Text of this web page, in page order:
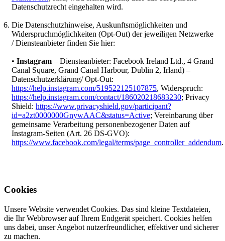
Datenschutzrecht eingehalten wird.
Die Datenschutzhinweise, Auskunftsmöglichkeiten und
Widerspruchmöglichkeiten (Opt-Out) der jeweiligen Netzwerke
/ Diensteanbieter finden Sie hier:
• Instagram – Diensteanbieter: Facebook Ireland Ltd., 4 Grand
Canal Square, Grand Canal Harbour, Dublin 2, Irland) –
Datenschutzerklärung/ Opt-Out:
https://help.instagram.com/519522125107875, Widerspruch:
https://help.instagram.com/contact/186020218683230; Privacy
Shield: https://www.privacyshield.gov/participant?
id=a2zt0000000GnywAAC&status=Active; Vereinbarung über
gemeinsame Verarbeitung personenbezogener Daten auf
Instagram-Seiten (Art. 26 DS-GVO):
https://www.facebook.com/legal/terms/page_controller_addendum.
Cookies
Unsere Website verwendet Cookies. Das sind kleine Textdateien,
die Ihr Webbrowser auf Ihrem Endgerät speichert. Cookies helfen
uns dabei, unser Angebot nutzerfreundlicher, effektiver und sicherer
zu machen.